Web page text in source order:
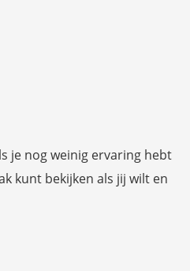
je nog weinig ervaring hebt
kunt bekijken als jij wilt en